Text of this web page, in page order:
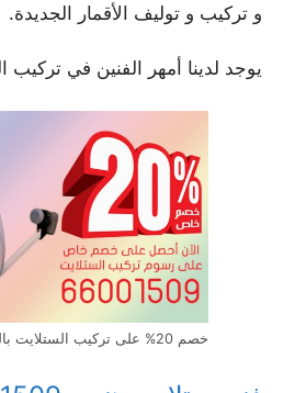
و تركيب و توليف الأقمار الجديدة.
يوجد لدينا أمهر الفنين في تركيب
خصم 20% على تركيب الستلايت بالكويت 66001509